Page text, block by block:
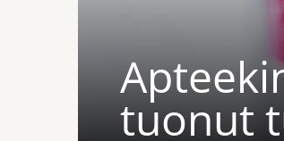
tuonut